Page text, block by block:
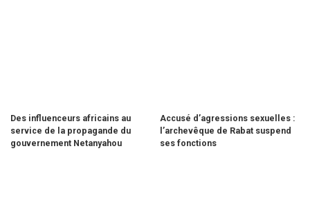
Des influenceurs africains au
service de la propagande du
gouvernement Netanyahou
Accusé d’agressions sexuelles :
l’archevêque de Rabat suspend
ses fonctions